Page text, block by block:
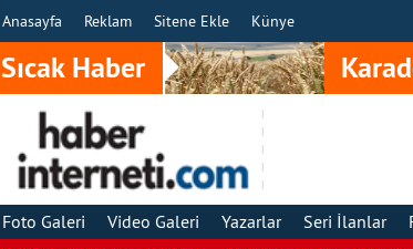
Anasayfa Reklam Sitene Ekle Künye
Sıcak Haber
Foto Galeri Video Galeri Yazarlar Seri İlanlar